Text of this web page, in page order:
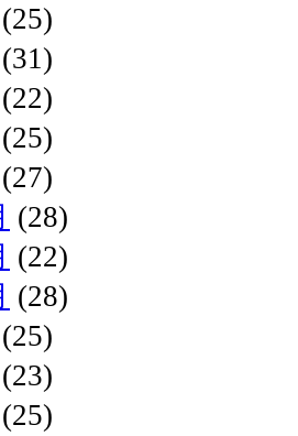
(25)
(31)
(22)
(25)
(27)
(28)
(22)
(28)
(25)
(23)
(25)